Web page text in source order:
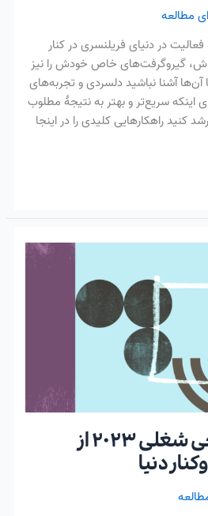
در دنیای فریلنسری در کنار
گیروگرفت‌های خاص خودش را نیز
آن‌ها آشنا نباشید دلسردی و تجربه‌های
اینکه سریع‌تر و بهتر به نتیجهٔ مطلوب
کنید راهکارهایی کلیدی را در اینجا
گزارش نظرسنجی شغلی ۲۰۲۳ از
دنیا